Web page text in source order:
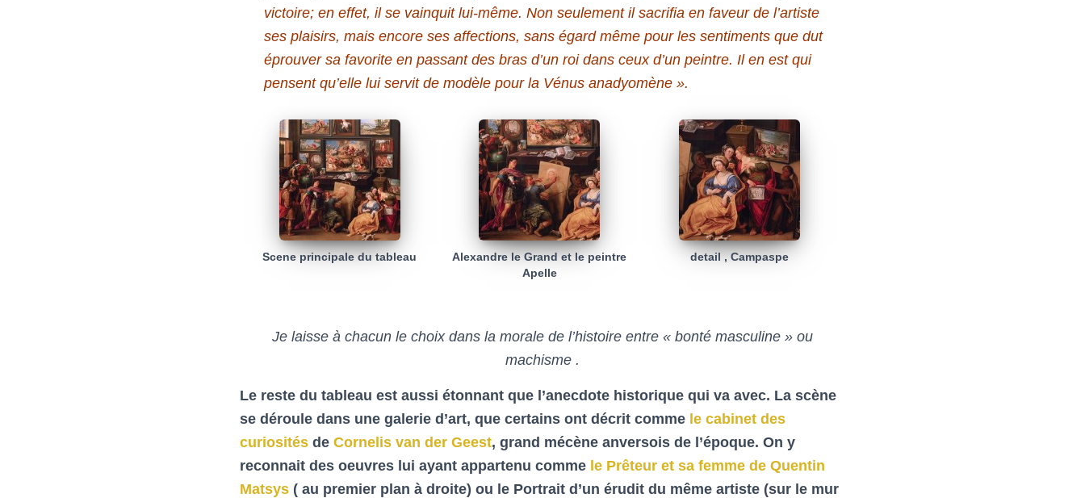
victoire; en effet, il se vainquit lui-même. Non seulement il sacrifia en faveur de l’artiste
ses plaisirs, mais encore ses affections, sans égard même pour les sentiments que dut
éprouver sa favorite en passant des bras d’un roi dans ceux d’un peintre. Il en est qui
pensent qu’elle lui servit de modèle pour la Vénus anadyomène ».
Scene principale du tableau
Alexandre le Grand et le peintre
Apelle
detail , Campaspe
Je laisse à chacun le choix dans la morale de l’histoire entre « bonté masculine » ou
machisme .
Le reste du tableau est aussi étonnant que l’anecdote historique qui va avec. La scène
se déroule dans une galerie d’art, que certains ont décrit comme le cabinet des
curiosités de Cornelis van der Geest, grand mécène anversois de l’époque. On y
reconnait des oeuvres lui ayant appartenu comme le Prêteur et sa femme de Quentin
Matsys ( au premier plan à droite) ou le Portrait d’un érudit du même artiste (sur le mur